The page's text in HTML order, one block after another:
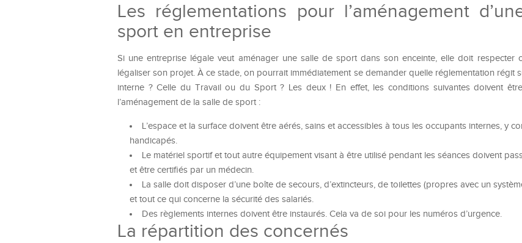
Les réglementations pour l’aménagement
sport en entreprise
Si une entreprise légale veut aménager une salle de sport dans son enceinte, elle doit respecter
légaliser son projet. À ce stade, on pourrait immédiatement se demander quelle réglementation régit
interne ? Celle du Travail ou du Sport ? Les deux ! En effet, les conditions suivantes doivent
l’aménagement de la salle de sport :
L’espace et la surface doivent être aérés, sains et accessibles à tous les occupants internes, y
handicapés.
Le matériel sportif et tout autre équipement visant à être utilisé pendant les séances doivent
et être certifiés par un médecin.
La salle doit disposer d’une boîte de secours, d’extincteurs, de toilettes (propres avec un
et tout ce qui concerne la sécurité des salariés.
Des règlements internes doivent être instaurés. Cela va de soi pour les numéros d’urgence.
La répartition des concernés